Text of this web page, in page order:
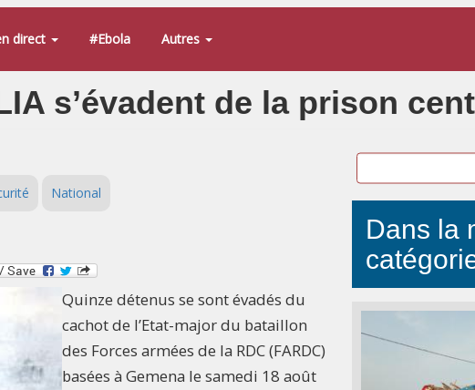
direct #Ebola Autres
s’évadent de la prison
National
Quinze détenus se sont évadés du
cachot de l’Etat-major du bataillon
des Forces armées de la RDC (FARDC)
basées à Gemena le samedi 18 août
Dans la